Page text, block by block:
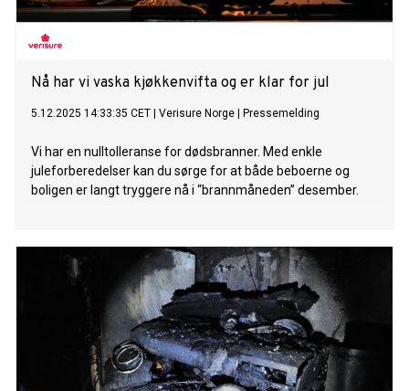
Nå har vi vaska kjøkkenvifta og er klar for jul
5.12.2025 14:33:35 CET Verisure Norge Pressemelding
Vi har en nulltolleranse for dødsbranner. Med enkle
juleforberedelser kan du sørge for at både beboerne og
boligen er langt tryggere nå i “brannmåneden” desember.